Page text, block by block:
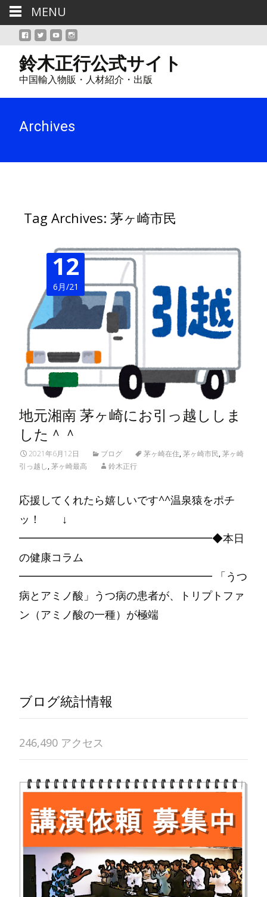
鈴木正行公式サイト
中国輸入物販・人材紹介・出版
Archives
Tag Archives: 茅ヶ崎市民
12
6月/21
地元湘南 茅ヶ崎にお引っ越ししま
した＾＾
2021年6月12日 ブログ 茅ヶ崎在住,茅ヶ崎市民,茅ヶ崎
引っ越し,茅ヶ崎最高 鈴木正行
応援してくれたら嬉しいです^^温泉猿をポチ
ッ！ ↓
━━━━━━━━━━━━━━━━━━◆本日
の健康コラム
━━━━━━━━━━━━━━━━━━ 「うつ
病とアミノ酸」うつ病の患者が、トリプトファ
ン（アミノ酸の一種）が極端
ブログ統計情報
246,490 アクセス
MENU